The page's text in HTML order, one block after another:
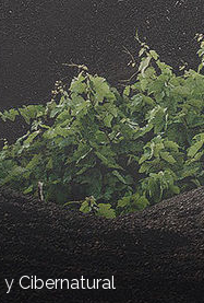
yCibernatural